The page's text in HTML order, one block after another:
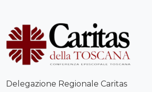
Delegazione Regionale Caritas